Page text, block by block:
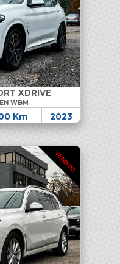
XDRIVE
WBM
Km 2023
VENDIDO